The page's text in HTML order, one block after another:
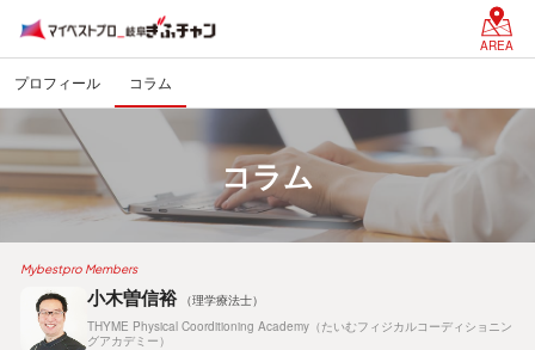
AREA
プロフィール コラム
コラム
Mybestpro Members
小木曽信裕
（理学療法士）
THYME Physical Coorditioning Academy（たいむフィジカルコーディショニン
グアカデミー）